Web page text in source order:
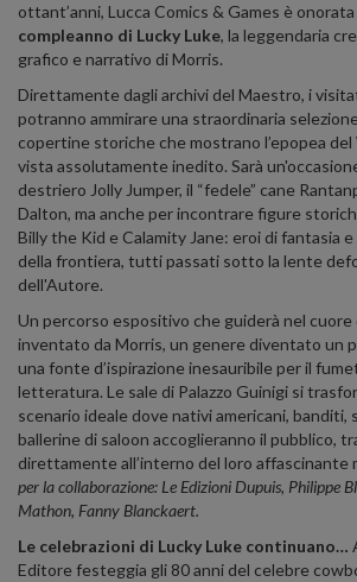
ottant’anni, Lucca Comics & Games è
compleanno di Lucky Luke, la leggendaria
grafico e narrativo di Morris.
Direttamente dagli archivi del Maestro, i
potranno ammirare una straordinaria
copertine storiche che mostrano l’epopea
vista assolutamente inedito. Sarà
destriero Jolly Jumper, il “fedele” cane
Dalton, ma anche per incontrare figure
Billy the Kid e Calamity Jane: eroi di fantasia
della frontiera, tutti passati sotto la lente
dell'Autore.
Un percorso espositivo che guiderà nel cuore
inventato da Morris, un genere diventato un
una fonte d’ispirazione inesauribile per il
letteratura. Le sale di Palazzo Guinigi si
scenario ideale dove nativi americani, banditi,
ballerine di saloon accoglieranno il pubblico,
direttamente all’interno del loro affascinante
per la collaborazione: Le Edizioni Dupuis, Philippe
Mathon, Fanny Blanckaert.
Le celebrazioni di Lucky Luke continuano…
Editore festeggia gli 80 anni del celebre